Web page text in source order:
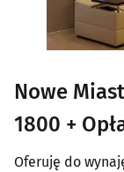
Nowe
1800 +
Oferuję do